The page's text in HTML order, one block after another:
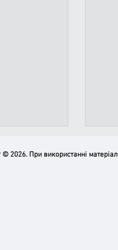
2026. При використанні